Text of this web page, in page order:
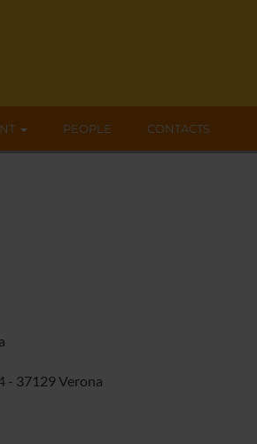
PEOPLE CONTACTS
- 37129 Verona